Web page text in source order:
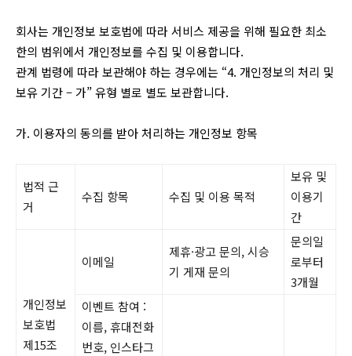
회사는 개인정보 보호법에 따라 서비스 제공을 위해 필요한 최소
한의 범위에서 개인정보를 수집 및 이용합니다.
관계 법령에 따라 보관해야 하는 경우에는 “4. 개인정보의 처리 및
보유 기간 – 가” 유형 별로 별도 보관합니다.
가. 이용자의 동의를 받아 처리하는 개인정보 항목
법적 근
거
수집 항목 수집 및 이용 목적
보유 및
이용기
간
개인정보
보호법
제15조
이메일
제휴·광고 문의, 시승
기 게재 문의
문의일
로부터
3개월
이벤트 참여 :
이름, 휴대전화
번호, 인스타그